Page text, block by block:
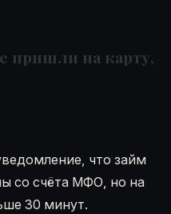
пришли на карту,
что займ
со счёта МФО, но на
30 минут.